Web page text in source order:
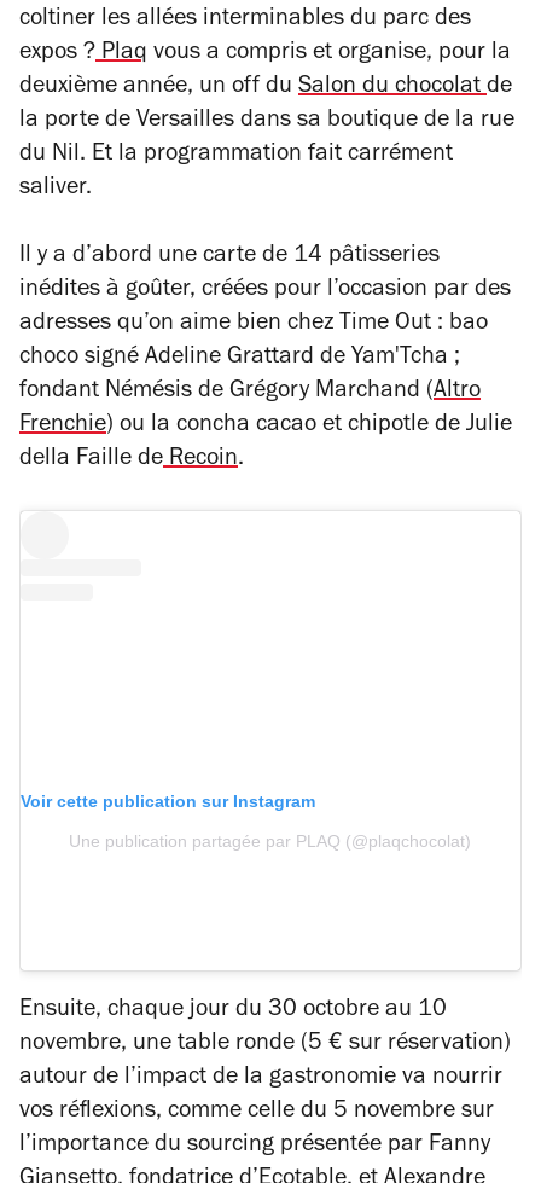
coltiner les allées interminables du parc des
expos ? Plaq vous a compris et organise, pour la
deuxième année, un off du Salon du chocolatde
la porte de Versailles dans sa boutique de la rue
du Nil. Et la programmation fait carrément
saliver.
Il y a d’abord une carte de 14 pâtisseries
inédites à goûter, créées pour l’occasion par des
adresses qu’on aime bien chez Time Out : bao
choco signé Adeline Grattard de Yam'Tcha ;
fondant Némésis de Grégory Marchand (Altro
Frenchie) ou la concha cacao et chipotle de Julie
della Faille de Recoin.
Voir cette publication sur Instagram
Une publication partagée par PLAQ (@plaqchocolat)
Ensuite, chaque jour du 30 octobre au 10
novembre, une table ronde (5 € sur réservation)
autour de l’impact de la gastronomie va nourrir
vos réflexions, comme celle du 5 novembre sur
l’importance du sourcing présentée par Fanny